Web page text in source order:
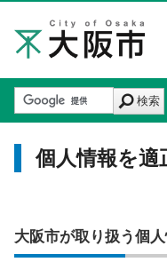
検索
個人情報を適
大阪市が取り扱う個